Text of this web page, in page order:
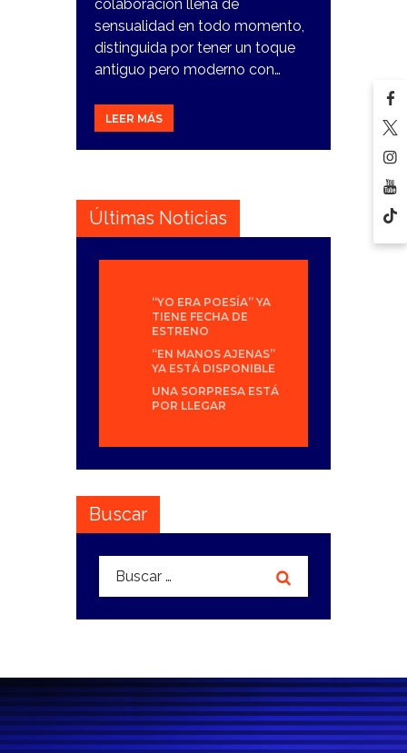
colaboración llena de
sensualidad en todo momento,
distinguida por tener un toque
antiguo pero moderno con…
LEER MÁS
Últimas Noticias
“YO ERA POESÍA” YA
TIENE FECHA DE
ESTRENO
“EN MANOS AJENAS”
YA ESTÁ DISPONIBLE
UNA SORPRESA ESTÁ
POR LLEGAR
Buscar
Buscar: